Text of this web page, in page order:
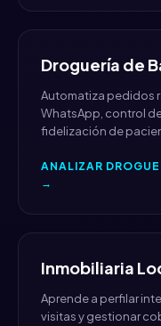
Droguería de
Automatiza pedidos
WhatsApp, control
fidelización de
ANALIZAR
→
Inmobiliaria
Aprende a perfilar
visitas y gestionar